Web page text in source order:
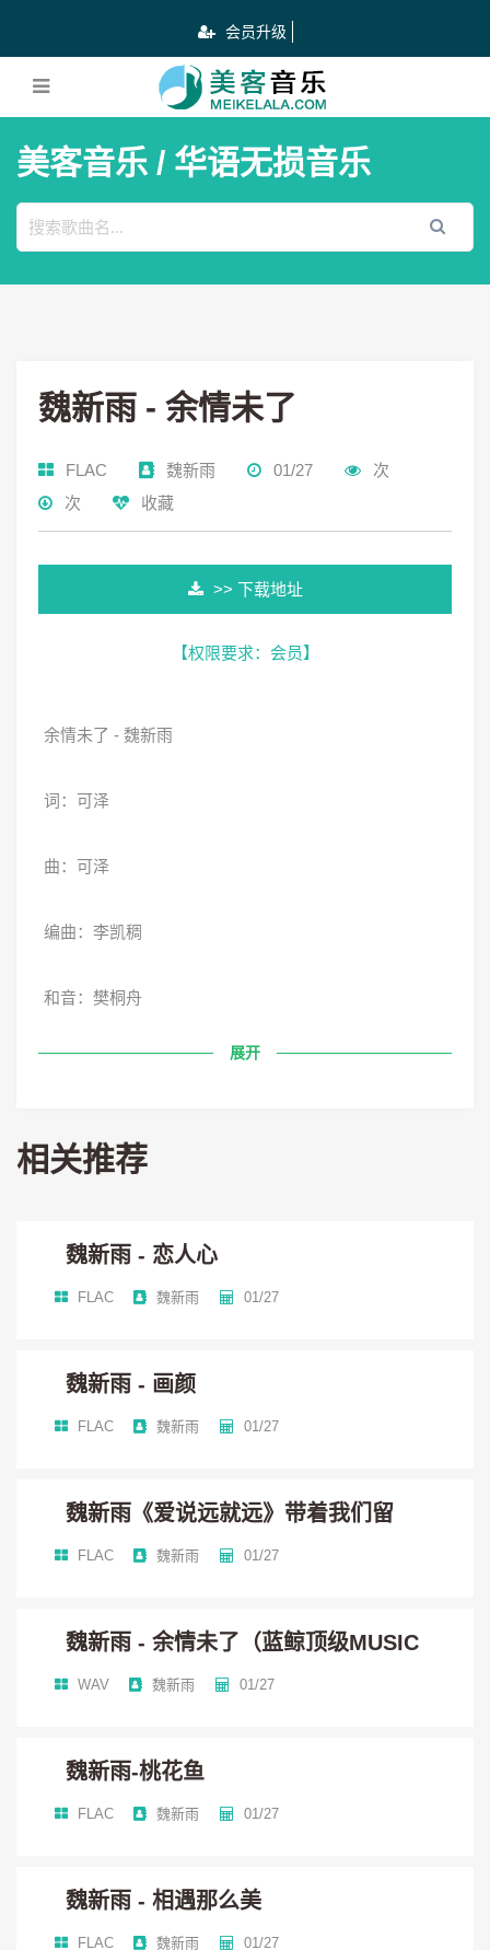
会员升级
美客音乐 / 华语无损音乐
魏新雨 - 余情未了
FLAC 魏新雨 01/27
次
次
收藏
>> 下载地址
【权限要求： 会员】
余情未了 - 魏新雨
词：可泽
曲：可泽
编曲：李凯稠
和音：樊桐舟
缩混：周晓明
发行：北京恒青文化传媒
静月楼台空烦恼
瑶琴缥缈纷纷扰
叹人生路兜兜转转
谁的笑飞过了天涯海角挂眉梢
展开
相关推荐
魏新雨 - 恋人心
FLAC 魏新雨 01/27
魏新雨 - 画颜
FLAC 魏新雨 01/27
魏新雨《爱说远就远》带着我们留
FLAC 魏新雨 01/27
魏新雨 - 余情未了（蓝鲸顶级MUSIC
WAV 魏新雨 01/27
魏新雨-桃花鱼
FLAC 魏新雨 01/27
魏新雨 - 相遇那么美
FLAC 魏新雨 01/27